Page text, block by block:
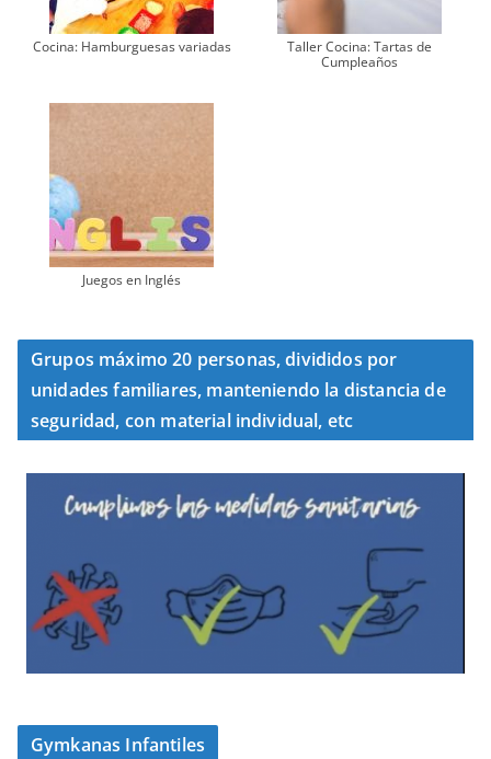
Cocina: Hamburguesas variadas
Taller Cocina: Tartas de
Cumpleaños
Juegos en Inglés
Grupos máximo 20 personas, divididos por
unidades familiares, manteniendo la distancia de
seguridad, con material individual, etc
Gymkanas Infantiles